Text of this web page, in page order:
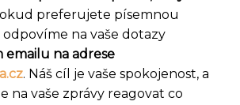
preferujete písemnou
na vaše dotazy
na adrese
. Náš cíl je vaše spokojenost, a
na vaše zprávy reagovat co